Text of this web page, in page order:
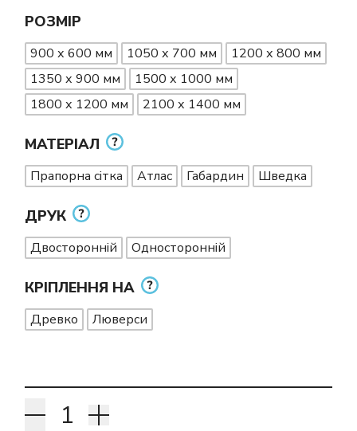
РОЗМІР
900 х 600 мм 1050 х 700 мм
1200 х 800 мм
1350 х 900 мм
1500 х 1000 мм
1800 х 1200 мм
2100 х 1400 мм
МАТЕРІАЛ
Прапорна сітка Атлас Габардин Шведка
ДРУК
Двосторонній Односторонній
КРІПЛЕННЯ НА
Древко Люверси